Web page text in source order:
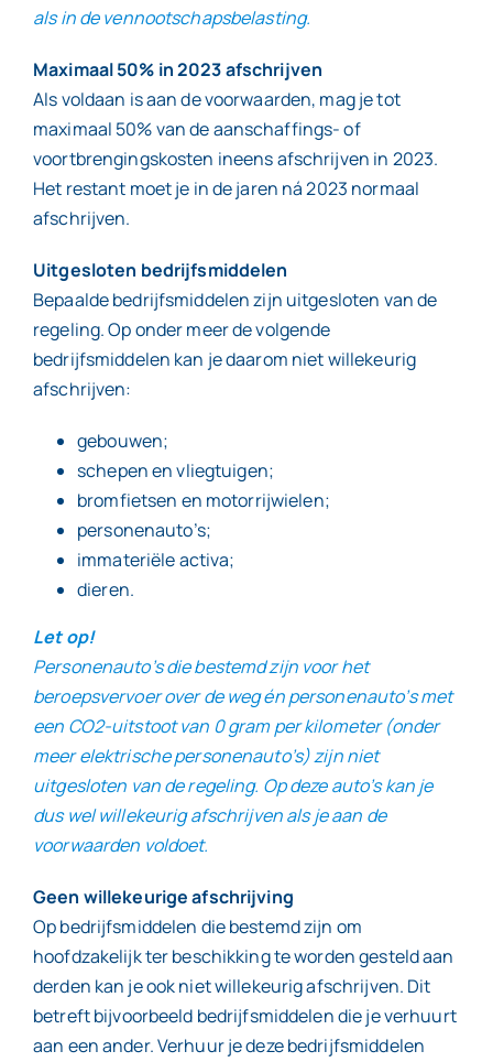
als in de vennootschapsbelasting.
Maximaal 50% in 2023 afschrijven
Als voldaan is aan de voorwaarden, mag je tot
maximaal 50% van de aanschaffings- of
voortbrengingskosten ineens afschrijven in 2023.
Het restant moet je in de jaren ná 2023 normaal
afschrijven.
Uitgesloten bedrijfsmiddelen
Bepaalde bedrijfsmiddelen zijn uitgesloten van de
regeling. Op onder meer de volgende
bedrijfsmiddelen kan je daarom niet willekeurig
afschrijven:
gebouwen;
schepen en vliegtuigen;
bromfietsen en motorrijwielen;
personenauto’s;
immateriële activa;
dieren.
Let op!
Personenauto’s die bestemd zijn voor het
beroepsvervoer over de weg én personenauto’s met
een CO2-uitstoot van 0 gram per kilometer (onder
meer elektrische personenauto’s) zijn niet
uitgesloten van de regeling. Op deze auto’s kan je
dus wel willekeurig afschrijven als je aan de
voorwaarden voldoet.
Geen willekeurige afschrijving
Op bedrijfsmiddelen die bestemd zijn om
hoofdzakelijk ter beschikking te worden gesteld aan
derden kan je ook niet willekeurig afschrijven. Dit
betreft bijvoorbeeld bedrijfsmiddelen die je verhuurt
aan een ander. Verhuur je deze bedrijfsmiddelen